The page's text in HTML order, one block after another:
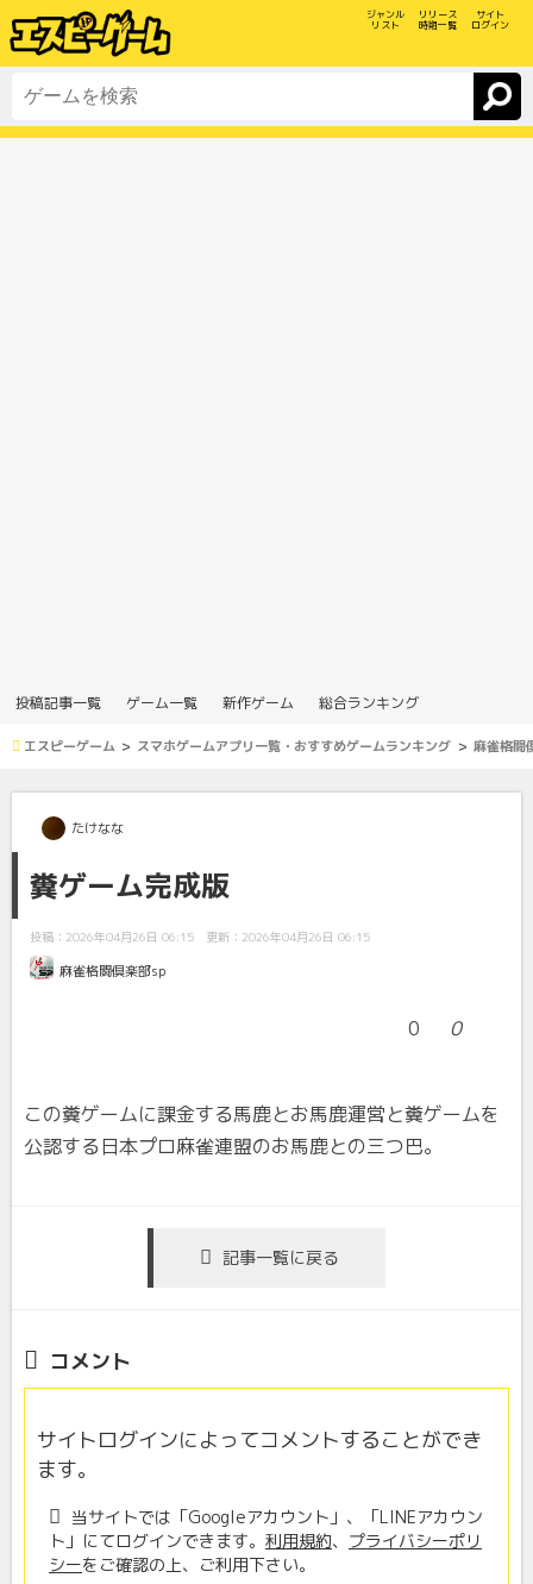
ジャンル
リスト
リリース
時期一覧
サイト
ログイン
投稿記事一覧 ゲーム一覧 新作ゲーム 総合ランキング
エスピーゲーム スマホゲームアプリ一覧・おすすめゲームランキング 麻雀格闘
たけなな
糞ゲーム完成版
投稿：2026年04月26日 06:15 更新：2026年04月26日 06:15
麻雀格闘倶楽部sp
0 0
この糞ゲームに課金する馬鹿とお馬鹿運営と糞ゲームを
公認する日本プロ麻雀連盟のお馬鹿との三つ巴。
記事一覧に戻る
コメント
サイトログインによってコメントすることができ
ます。
当サイトでは「Googleアカウント」、「LINEアカウン
ト」にてログインできます。 利用規約、 プライバシーポリ
シーをご確認の上、ご利用下さい。